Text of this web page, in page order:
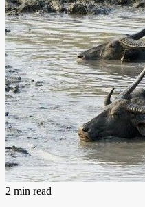
2 min read